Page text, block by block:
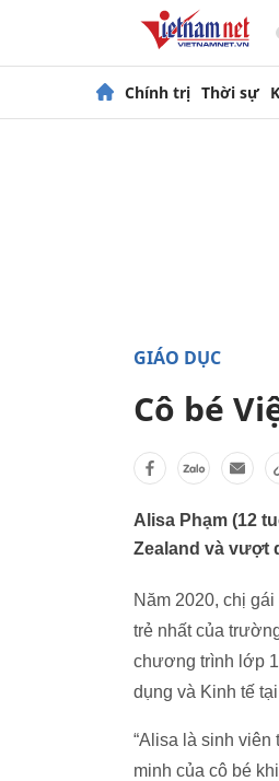
Chính trị Thời sự
GIÁO DỤC
Cô bé
Alisa Phạm (12
Zealand và vượt
Năm 2020, chị
trẻ nhất của
chương trình lớp
dụng và Kinh tế
“Alisa là sinh
minh của cô bé